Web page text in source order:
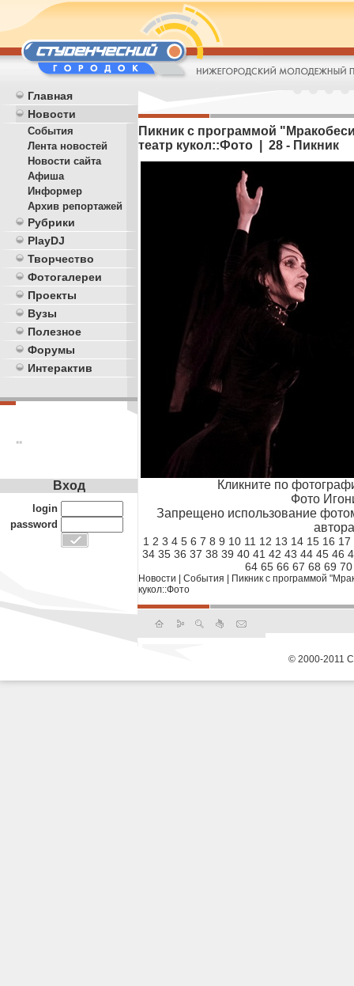
Главная
Новости
События
Лента новостей
Новости сайта
Афиша
Информер
Архив репортажей
Рубрики
PlayDJ
Творчество
Фотогалереи
Проекты
Вузы
Полезное
Форумы
Интерактив
**
Пикник с программой
театр кукол::Фото | 28 - Пикник
Кликните по
Фото
Запрещено использование
1 2 3 4 5 6 7 8 9 10 11 12 13 14 15 16 17
34 35 36 37 38 39 40 41 42 43 44 45 46
64 65 66 67 68 69 70
Новости События
Пикник с программой
кукол::Фото
Вход
login
password
© 2000-2011